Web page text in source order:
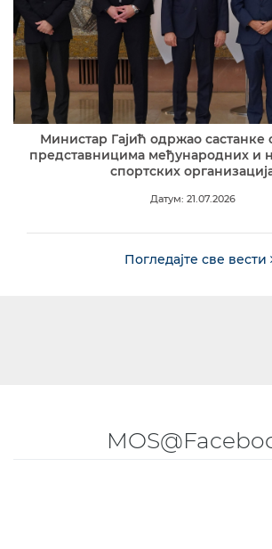
Министар Гајић одржао састанке
представницима међународних и
спортских
Датум: 21.07.2026
Погледајте све вести